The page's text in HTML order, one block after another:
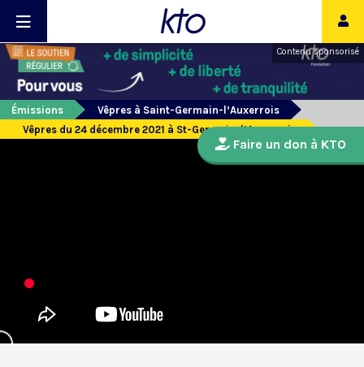
Contenu sponsorisé
Émissions
Vêpres à Saint-Germain-l’Auxerrois
Vêpres du 24 décembre 2021 à St-Germain-l’Auxerrois
Faire un don à KTO